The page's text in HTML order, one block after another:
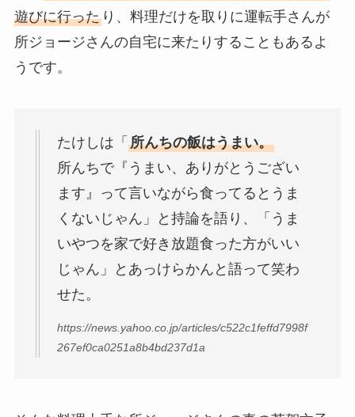
遊びに行ったり、料理だけを取りに運転手さんが
所ジョージさんの自宅に来たりすることもあるよ
うです。
たけしは「 所んちの飯はうまい。
所んちで『うまい、ありがとうござい
ます』って言いながら食ってるとうま
くないじゃん」と持論を語り、「うま
いやつを家で好き放題食った方がいい
じゃん」とあっけらかんと語って笑わ
せた。
https://news.yahoo.co.jp/articles/c522c1feffd7998f
267ef0ca0251a8b4bd237d1a